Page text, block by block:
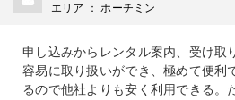
エリア ： ホーチミン
申し込みからレンタル案内、受け取
容易に取り扱いができ、極めて便利
るので他社よりも安く利用できる。